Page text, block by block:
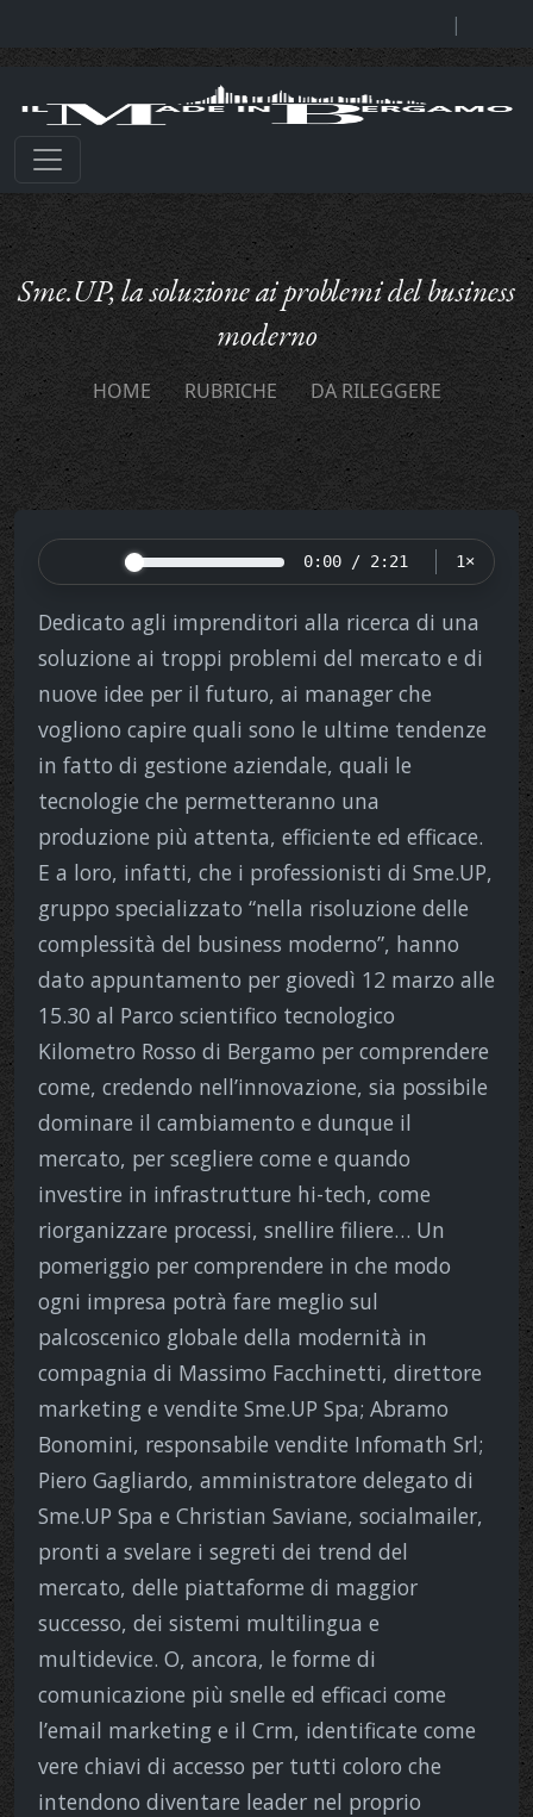
|
Sme.UP, la soluzione ai problemi del business
moderno
HOME RUBRICHE DA RILEGGERE
0:00 / 2:21 1×
Dedicato agli imprenditori alla ricerca di una
soluzione ai troppi problemi del mercato e di
nuove idee per il futuro, ai manager che
vogliono capire quali sono le ultime tendenze
in fatto di gestione aziendale, quali le
tecnologie che permetteranno una
produzione più attenta, efficiente ed efficace.
E a loro, infatti, che i professionisti di Sme.UP,
gruppo specializzato “nella risoluzione delle
complessità del business moderno”, hanno
dato appuntamento per giovedì 12 marzo alle
15.30 al Parco scientifico tecnologico
Kilometro Rosso di Bergamo per comprendere
come, credendo nell’innovazione, sia possibile
dominare il cambiamento e dunque il
mercato, per scegliere come e quando
investire in infrastrutture hi-tech, come
riorganizzare processi, snellire filiere… Un
pomeriggio per comprendere in che modo
ogni impresa potrà fare meglio sul
palcoscenico globale della modernità in
compagnia di Massimo Facchinetti, direttore
marketing e vendite Sme.UP Spa; Abramo
Bonomini, responsabile vendite Infomath Srl;
Piero Gagliardo, amministratore delegato di
Sme.UP Spa e Christian Saviane, socialmailer,
pronti a svelare i segreti dei trend del
mercato, delle piattaforme di maggior
successo, dei sistemi multilingua e
multidevice. O, ancora, le forme di
comunicazione più snelle ed efficaci come
l’email marketing e il Crm, identificate come
vere chiavi di accesso per tutti coloro che
intendono diventare leader nel proprio